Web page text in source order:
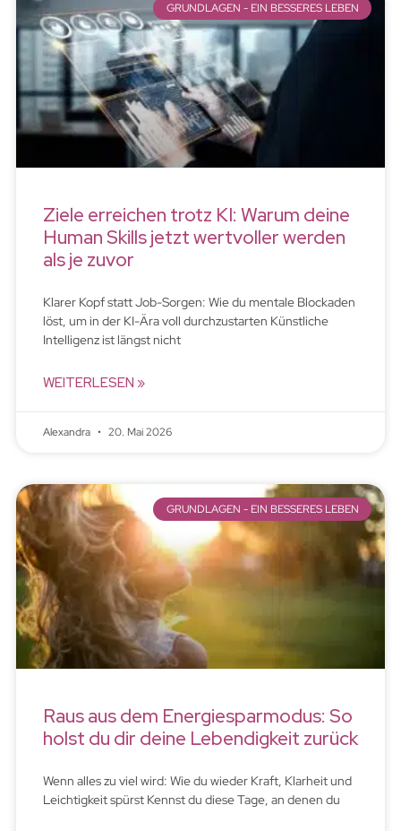
GRUNDLAGEN - EIN BESSERES LEBEN
Ziele erreichen trotz KI: Warum deine
Human Skills jetzt wertvoller werden
als je zuvor
Klarer Kopf statt Job-Sorgen: Wie du mentale Blockaden
löst, um in der KI-Ära voll durchzustarten Künstliche
Intelligenz ist längst nicht
WEITERLESEN »
Alexandra 20. Mai 2026
GRUNDLAGEN - EIN BESSERES LEBEN
Raus aus dem Energiesparmodus: So
holst du dir deine Lebendigkeit zurück
Wenn alles zu viel wird: Wie du wieder Kraft, Klarheit und
Leichtigkeit spürst Kennst du diese Tage, an denen du